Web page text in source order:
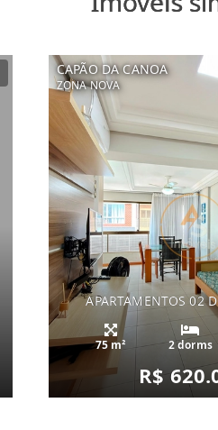
CAPÃO DA CANOA
ZONA NOVA
APARTAMENTOS 02
75 m² 2 dorms
R$